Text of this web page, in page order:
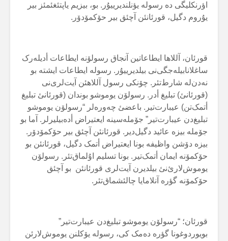
اؤرنکلیگی دە رسولە یؤنلندیرییۇر. بو، بیزیم یاپتئغئمئز بیر
یۇروم دگیل، قورئانئن آچئق بیر حۆکمۆدۆر.
قورئان، آللاها ایطاعاتین آنجاق رسولۆنە ایطاعات أدیلەرک
ساغلانابیلەجگی‌نی بیلدیرییۇر. رسولە ایطاعات ایشتە بو
نەدن‌لە شارط‌تئر. چۆنکی رسول آللاهئن آیت‌لری‌نی
(قورئانئ) تبلیغ أدر. رسولۆن یوموشو بوندان (قورئانئ تبلیغ
أتمک‌تن) عیبارت‌تیر. باعضئ چەورەلر “رسولۆن یوموشو
تبلیغ‌دن عیبارت‌تیر” جۆملەسینە ایعتیراض أدەبیلیرلر. آما بو
جۆملە بیزە عائید دگیل‌دیر. قورئانئن آچئق بیر حۆکمۆدۆر.
بیزە دۆشن واظیفە بونا ایعتیراض أتمک دگیل، قورئانئن بو
حۆکمۆنە ایمان أتمک‌تیر. بونا تسلیم اۇلماق‌تئر. رسولۆن
یوموش‌لارئ‌نئ بیلدیرن آیت‌لری قورئانئن بو آچئق
حۆکمۆنە گؤرە آنلامایا چالئشماق‌تئر.
قورئان؛ “رسولۆن یوموشو تبلیغ‌دن عیبارت‌تیر”
بویوردوغونا گؤرە دەمک کی، رسولە یۆکلنن یوموش‌لارئن